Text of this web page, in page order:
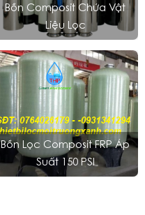
Bồn Composit Chứa Vật
Liệu Lọc
Bồn Lọc Composit FRP Áp
Suất 150 PSI